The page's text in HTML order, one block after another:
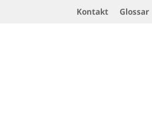
Kontakt Glossar